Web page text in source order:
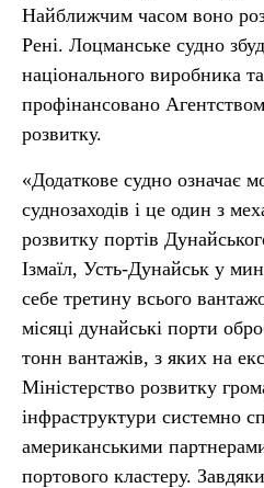
Найближчим часом воно
Рені. Лоцманське судно
національного виробника
профінансовано
розвитку.
«Додаткове судно означає
суднозаходів і це один з
розвитку портів
Ізмаїл, Усть-Дунайськ у
себе третину всього
місяці дунайські порти
тонн вантажів, з яких на
Міністерство розвитку
інфраструктури системно
американськими
портового кластеру.